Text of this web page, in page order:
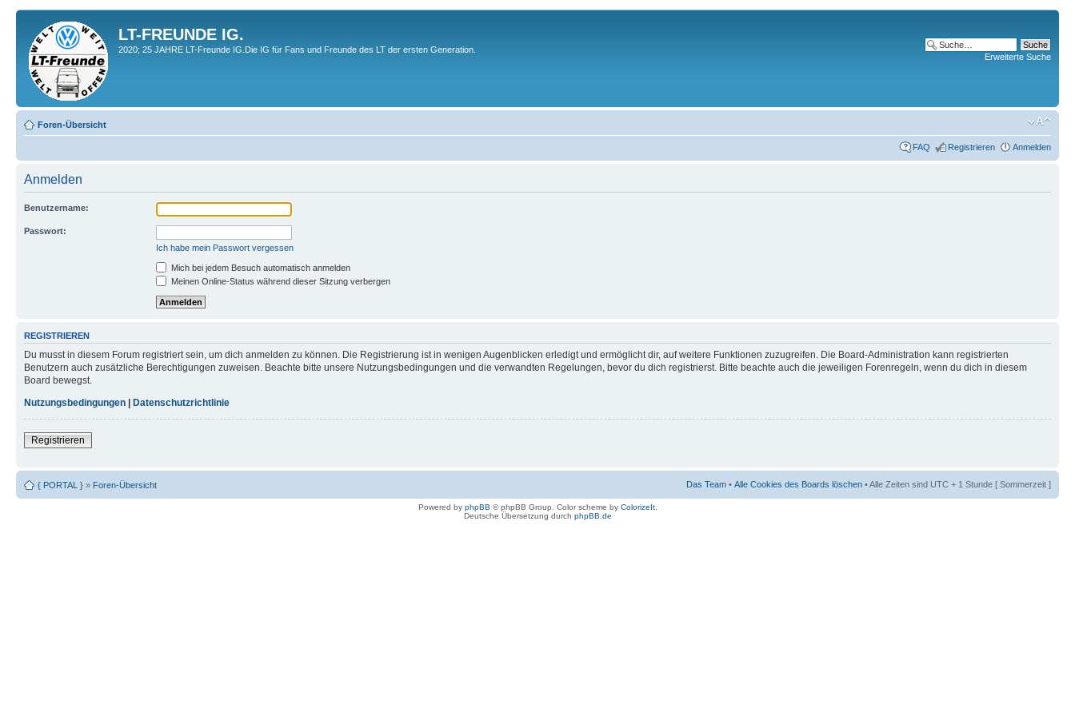
LT-FREUNDE IG.
2020; 25 JAHRE LT-Freunde IG.Die IG für Fans und Freunde des LT der ersten Generation.
Erweiterte Suche
Foren-Übersicht
FAQ Registrieren Anmelden
Anmelden
Benutzername:
Passwort:
Ich habe mein Passwort vergessen
Mich bei jedem Besuch automatisch anmelden
Meinen Online-Status während dieser Sitzung verbergen
REGISTRIEREN
Du musst in diesem Forum registriert sein, um dich anmelden zu können. Die Registrierung ist in wenigen Augenblicken erledigt und ermöglicht dir, auf weitere Funktionen zuzugreifen. Die Board-Administration kann registrierten
Benutzern auch zusätzliche Berechtigungen zuweisen. Beachte bitte unsere Nutzungsbedingungen und die verwandten Regelungen, bevor du dich registrierst. Bitte beachte auch die jeweiligen Forenregeln, wenn du dich in diesem
Board bewegst.
Nutzungsbedingungen | Datenschutzrichtlinie
Registrieren
{ PORTAL } » Foren-Übersicht Das Team • Alle Cookies des Boards löschen • Alle Zeiten sind UTC + 1 Stunde [ Sommerzeit ]
Powered by phpBB © phpBB Group. Color scheme by ColorizeIt.
Deutsche Übersetzung durch phpBB.de